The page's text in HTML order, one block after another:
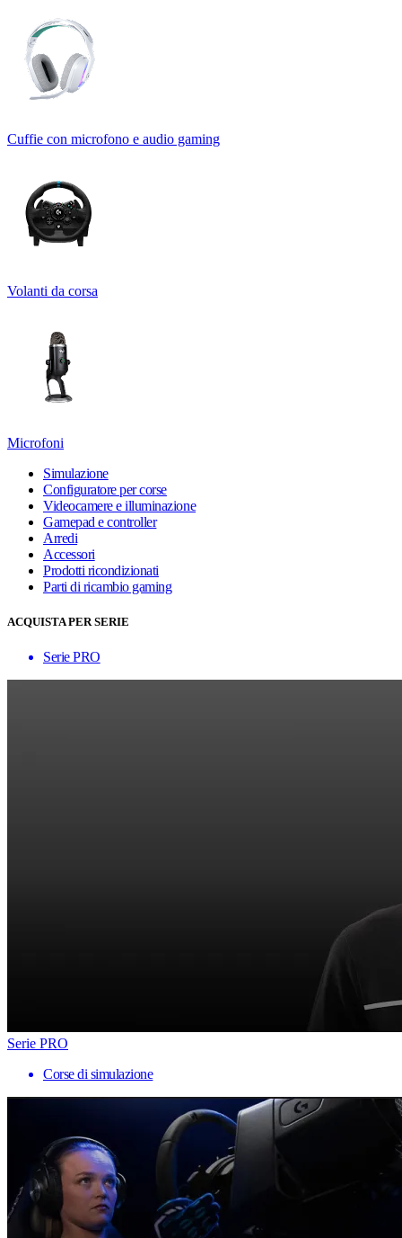
Cuffie con microfono e audio gaming
Volanti da corsa
Microfoni
Simulazione
Configuratore per corse
Videocamere e illuminazione
Gamepad e controller
Arredi
Accessori
Prodotti ricondizionati
Parti di ricambio gaming
ACQUISTA PER SERIE
Serie PRO
Serie PRO
Corse di simulazione